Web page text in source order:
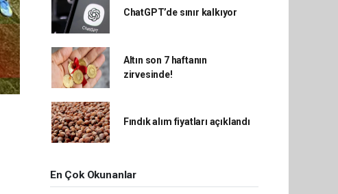
ChatGPT’de sınır kalkıyor
Altın son 7 haftanın
zirvesinde!
Fındık alım fiyatları açıklandı
En Çok Okunanlar